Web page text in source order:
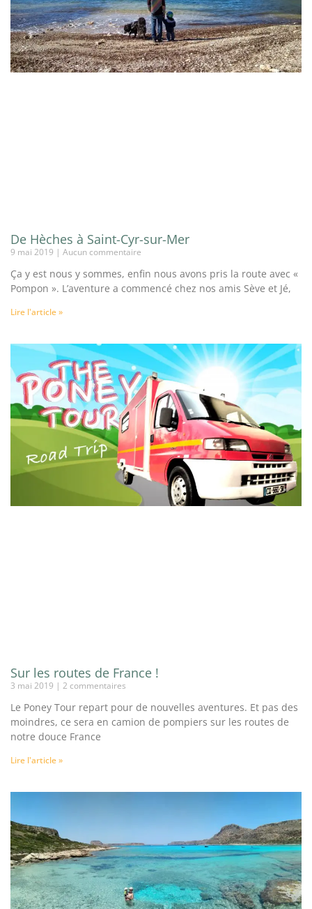
De Hèches à Saint-Cyr-sur-Mer
9 mai 2019 Aucun commentaire
Ça y est nous y sommes, enfin nous avons pris la route avec «
Pompon ». L’aventure a commencé chez nos amis Sève et Jé,
Lire l'article »
Sur les routes de France !
3 mai 2019 2 commentaires
Le Poney Tour repart pour de nouvelles aventures. Et pas des
moindres, ce sera en camion de pompiers sur les routes de
notre douce France
Lire l'article »